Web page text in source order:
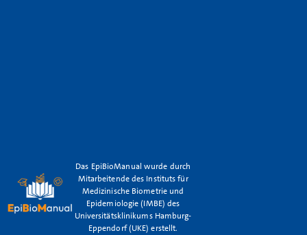
Das EpiBioManual wurde durch
Mitarbeitende des Instituts für
Medizinische Biometrie und
Epidemiologie (IMBE) des
Universitätsklinikums Hamburg-
Eppendorf (UKE) erstellt.